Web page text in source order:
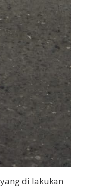
di lakukan